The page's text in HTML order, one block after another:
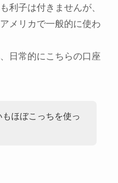
利子は付きませんが、
メリカで一般的に使わ
日常的にこちらの口座
ほぼこっちを使っ